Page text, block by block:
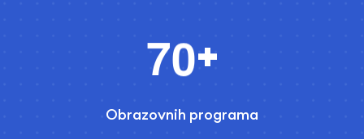
70+
Obrazovnih programa